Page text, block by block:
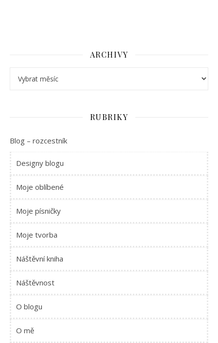
ARCHIVY
RUBRIKY
Blog – rozcestník
Designy blogu
Moje oblíbené
Moje písničky
Moje tvorba
Náštěvní kniha
Náštěvnost
O blogu
O mě